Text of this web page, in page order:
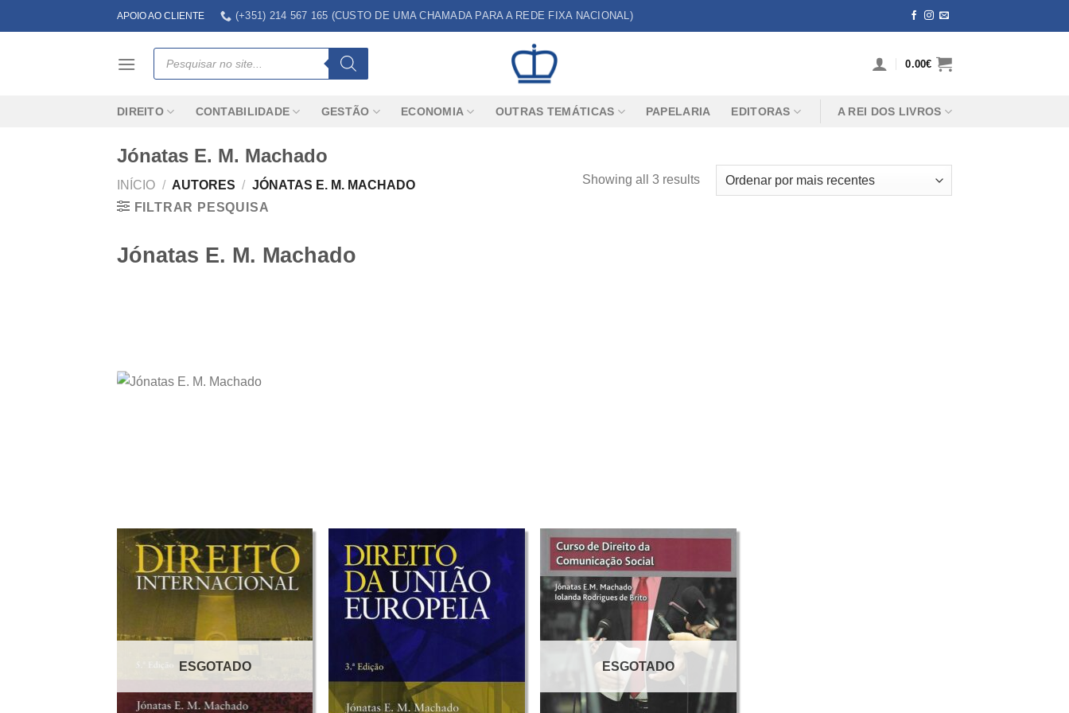
to
APOIO AO CLIENTE (+351) 214 567 165 (CUSTO DE UMA CHAMADA PARA A REDE FIXA NACIONAL)
Products
search
0.00€
DIREITO CONTABILIDADE GESTÃO ECONOMIA OUTRAS TEMÁTICAS PAPELARIA EDITORAS A REI DOS LIVROS
Jónatas E. M. Machado
INÍCIO / AUTORES / JÓNATAS E. M. MACHADO
FILTRAR PESQUISA
Showing all 3 results
Jónatas E. M. Machado
ESGOTADO ESGOTADO